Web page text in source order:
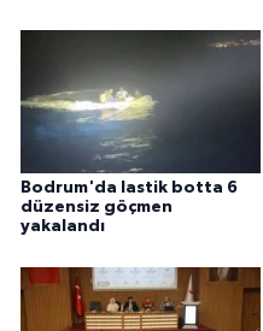
Bodrum'da lastik botta 6
düzensiz göçmen
yakalandı